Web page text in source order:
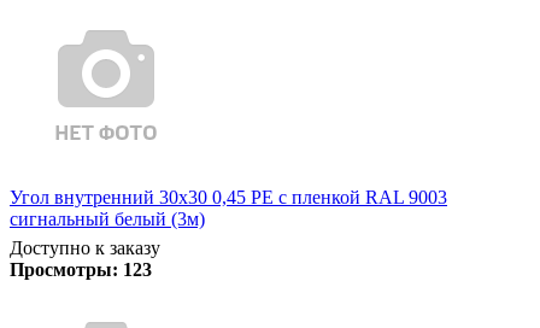
Угол внутренний 30х30 0,45 PE с пленкой RAL 9003
сигнальный белый (3м)
Доступно к заказу
Просмотры: 123